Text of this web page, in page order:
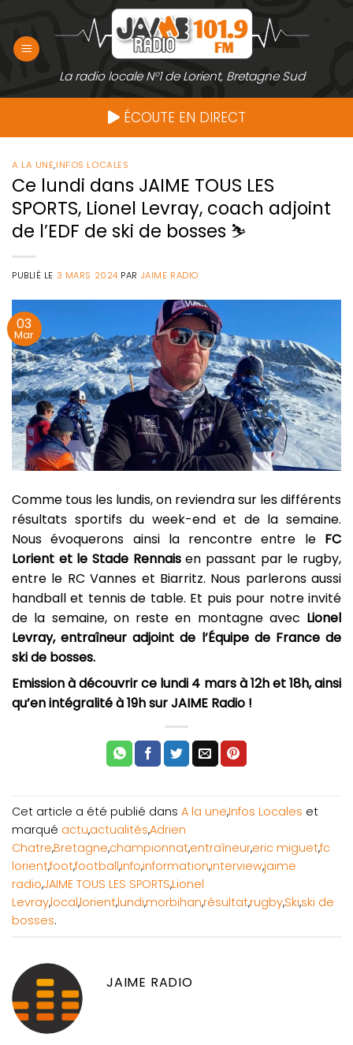
contenu
La radio locale N°1 de Lorient, Bretagne Sud
ÉCOUTE EN DIRECT
A LA UNE,INFOS LOCALES
Ce lundi dans JAIME TOUS LES
SPORTS, Lionel Levray, coach adjoint
de l’EDF de ski de bosses ⛷️
PUBLIÉ LE 3 MARS 2024 PAR JAIME RADIO
03
Mar
Comme tous les lundis, on reviendra sur les différents
résultats sportifs du week-end et de la semaine.
Nous évoquerons ainsi la rencontre entre leFC
Lorient et le Stade Rennaisen passant par le rugby,
entre le RC Vannes et Biarritz. Nous parlerons aussi
handball et tennis de table. Et puis pour notre invité
de la semaine, on reste en montagne avec Lionel
Levray, entraîneur adjoint de l’Équipe de France de
ski de bosses.
Emission à découvrir ce lundi 4 mars à 12h et 18h, ainsi
qu’en intégralité à 19h sur JAIME Radio !
Cet article a été publié dans A la une,Infos Locales et
marqué actu,actualités,Adrien
Chatre,Bretagne,championnat,entraîneur,eric miguet,fc
lorient,foot,football,info,information,interview,jaime
radio,JAIME TOUS LES SPORTS,Lionel
Levray,local,lorient,lundi,morbihan,résultat,rugby,Ski,ski de
bosses.
JAIME RADIO